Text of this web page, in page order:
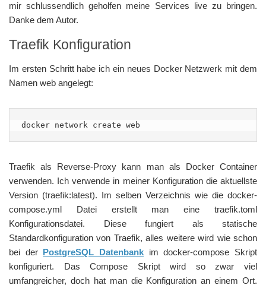
mir schlussendlich geholfen meine Services live zu bringen.
Danke dem Autor.
Traefik Konfiguration
Im ersten Schritt habe ich ein neues Docker Netzwerk mit dem
Namen web angelegt:
docker network create web
Traefik als Reverse-Proxy kann man als Docker Container
verwenden. Ich verwende in meiner Konfiguration die aktuellste
Version (traefik:latest). Im selben Verzeichnis wie die docker-
compose.yml Datei erstellt man eine traefik.toml
Konfigurationsdatei. Diese fungiert als statische
Standardkonfiguration von Traefik, alles weitere wird wie schon
bei der PostgreSQL Datenbank im docker-compose Skript
konfiguriert. Das Compose Skript wird so zwar viel
umfangreicher, doch hat man die Konfiguration an einem Ort.